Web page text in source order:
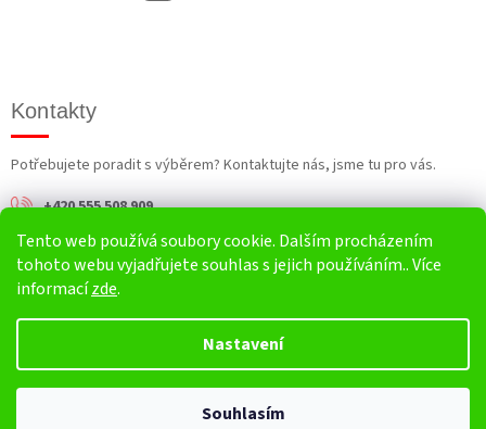
Tento web používá soubory cookie. Dalším procházením
tohoto webu vyjadřujete souhlas s jejich používáním.. Více
informacízde.
Nastavení
Souhlasím
Kontakty
Potřebujete poradit s výběrem? Kontaktujte nás, jsme tu pro vás.
+420 555 508 909
info@harv.cz